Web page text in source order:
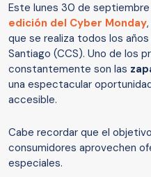
Este lunes 30 de septiembre
edición del Cyber Monday
que se realiza todos los
Santiago (CCS). Uno de los
constantemente son las
una espectacular
accesible.
Cabe recordar que el
consumidores aprovechen
especiales.